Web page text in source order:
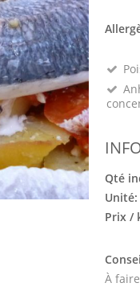
Qté
Unité:
Prix /
À